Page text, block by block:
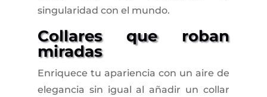
singularidad con el mundo.
Collares que roban
miradas
Enriquece tu apariencia con un aire de
elegancia sin igual al añadir un collar